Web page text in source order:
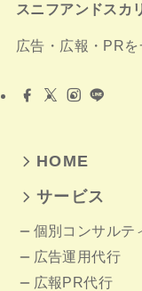
スニフアンドスカ
広告・広報・PR
HOME
サービス
個別コンサルテ
広告運用代行
広報PR代行